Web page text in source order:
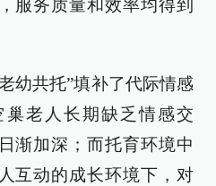
服务质量和效率均得到
幼共托”填补了代际情感
老人长期缺乏情感交
渐加深；而托育环境中
互动的成长环境下，对